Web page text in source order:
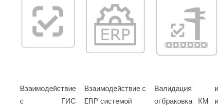
Взаимодействие
с ГИС
Взаимодействие с
ERP системой
Валидация и
отбраковка КМ и